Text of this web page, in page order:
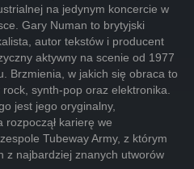
na jedynym koncercie w
Gary Numan to brytyjski
autor tekstów i producent
aktywny na scenie od 1977
Brzmienia, w jakich się obraca to
synth-pop oraz elektronika.
jest jego oryginalny,
karierę we
Tubeway Army, z którym
z najbardziej znanych utworów